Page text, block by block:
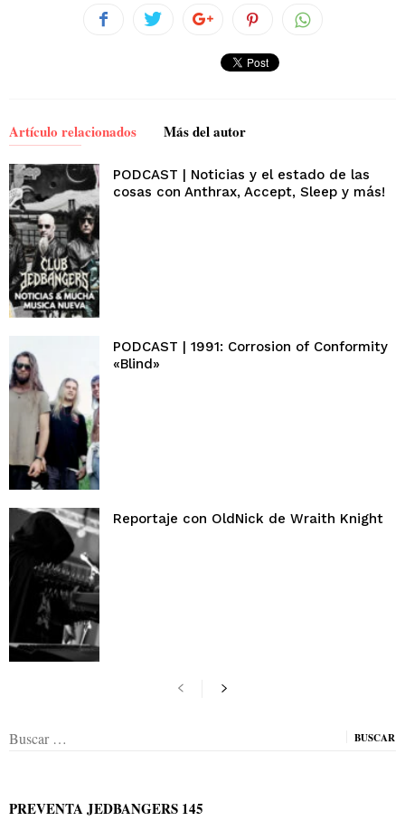
Artículo relacionados Más del autor
PODCAST | Noticias y el estado de las
cosas con Anthrax, Accept, Sleep y más!
PODCAST | 1991: Corrosion of Conformity
«Blind»
Reportaje con OldNick de Wraith Knight
Buscar:
PREVENTA JEDBANGERS 145